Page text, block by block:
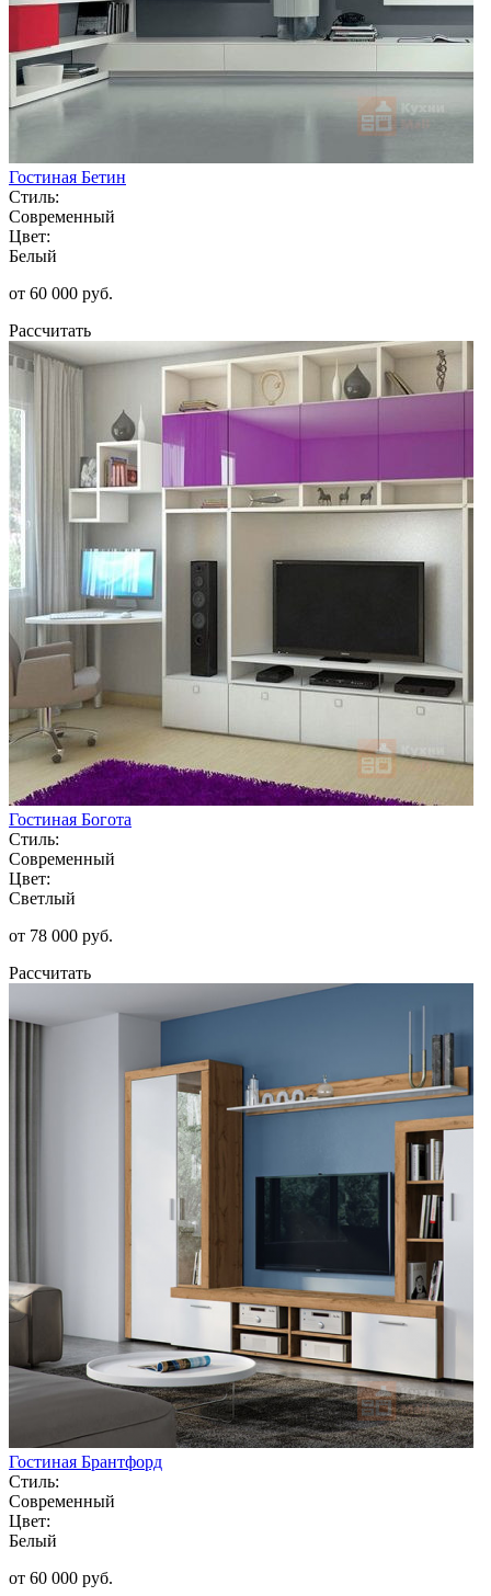
Гостиная Бетин
Стиль:
Современный
Цвет:
Белый
от 60 000 руб.
Рассчитать
Гостиная Богота
Стиль:
Современный
Цвет:
Светлый
от 78 000 руб.
Рассчитать
Гостиная Брантфорд
Стиль:
Современный
Цвет:
Белый
от 60 000 руб.